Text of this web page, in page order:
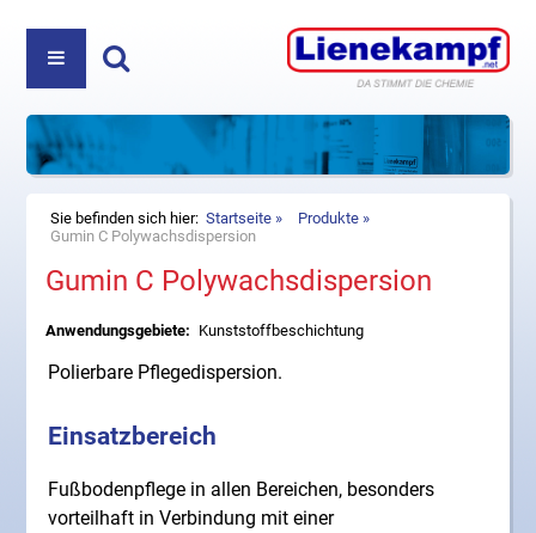
PRODUKTE
REINIGUNGS- UND PFLEGEMITTEL
KOSMETIK
ZUBEHÖR
HAUSHALT
ÜBER UNS
DIREKTVERKAUF
KONTAKT
Lienekampf GmbH & Co. KG
D-32107 Bad Salzuflen
Telefon+49 (5222) 980 35-0
E-Mailinfo@lienekampf.net
(5222) 980 35-0 info@lienekampf.net
Sie befinden sich hier:Startseite
Produkte
Gumin C Polywachsdispersion
Gumin C Polywachsdispersion
Anwendungsgebiete: Kunststoffbeschichtung
Polierbare Pflegedispersion.
Einsatzbereich
Fußbodenpflege in allen Bereichen, besonders
vorteilhaft in Verbindung mit einer